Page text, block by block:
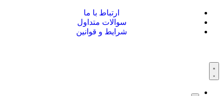
ارتباط با ما
سوالات متداول
شرایط و قوانین